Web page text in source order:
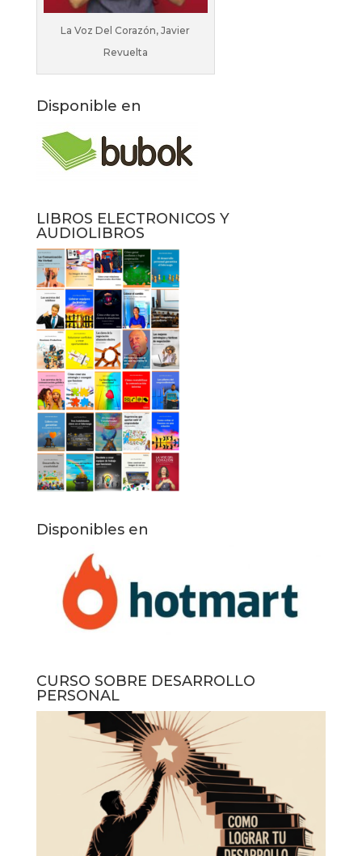
La Voz Del Corazón, Javier
Revuelta
Disponible en
LIBROS ELECTRONICOS Y
AUDIOLIBROS
Disponibles en
CURSO SOBRE DESARROLLO
PERSONAL